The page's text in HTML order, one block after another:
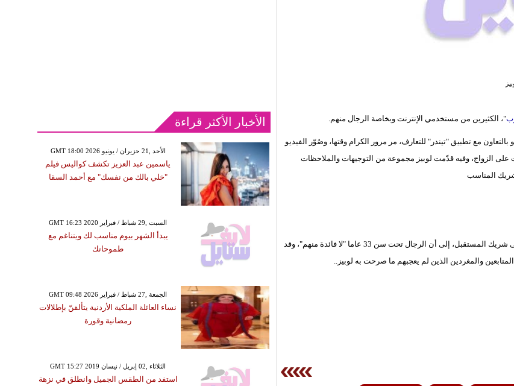
"، الكثيرين من مستخدمي الإنترنت وبخاصة الرجال منهم.
مقطع فيديو بالتعاون مع تطبيق "تيندر" للتعارف، مر مرور الكرام وقتها، وصُوّر الفيديو
على الزواج، وفيه قدّمت لوبيز مجموعة من التوجيهات والملاحظات
المناسب
وأشارت المغنية العالمية في الفيديو، الذي تساعد فيه مغنية شابة في العثور على شريك المستقبل، إلى أن الرجال تحت سن 33 عاما "لا فائدة منهم"، وقد
والمغردين الذين لم يعجبهم ما صرحت به لوبيز..
الأخبار الأكثر قراءة
GMT 18:00 2026 الأحد ,21 حزيران / يونيو
ياسمين عبد العزيز تكشف كواليس فيلم
"خلي بالك من نفسك" مع أحمد السقا
GMT 16:23 2020 السبت ,29 شباط / فبراير
يبدأ الشهر بيوم مناسب لك ويتناغم مع
طموحاتك
GMT 09:48 2026 الجمعة ,27 شباط / فبراير
نساء العائلة الملكية الأردنية يتألقنّ بإطلالات
رمضانية وقورة
GMT 15:27 2019 الثلاثاء ,02 إبريل / نيسان
استفد من الطقس الجميل وانطلق في نزهة